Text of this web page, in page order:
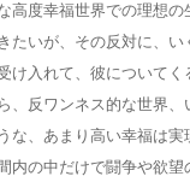
高度幸福世界での理想の
たいが、その反対に、
け入れて、彼についてく
、反ワンネス的な世界
な、あまり高い幸福は実
内の中だけで闘争や欲望